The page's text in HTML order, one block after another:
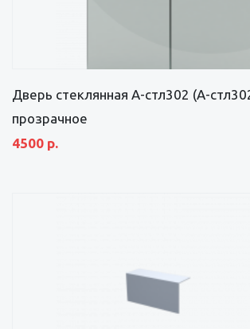
Дверь стеклянная А-стл302 (А-
прозрачное
4500 р.